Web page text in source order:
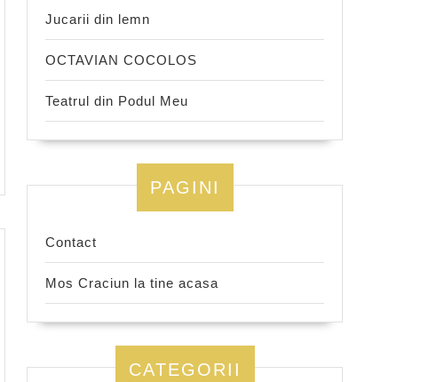
Jucarii din lemn
OCTAVIAN COCOLOS
Teatrul din Podul Meu
PAGINI
Contact
Mos Craciun la tine acasa
CATEGORII